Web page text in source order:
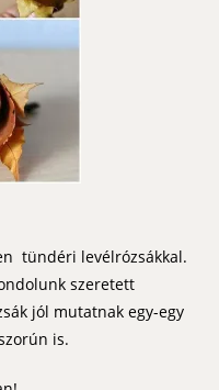
tündéri levélrózsákkal.
szeretett
jól mutatnak egy-egy
is.